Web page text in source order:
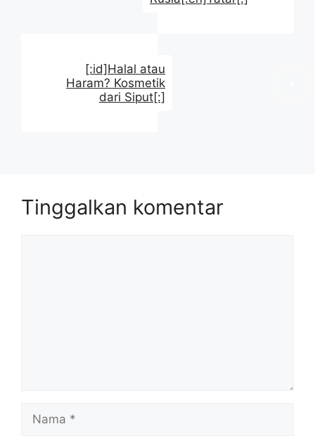
[:id]Halal atau
Haram? Kosmetik
dari Siput[:]
Tinggalkan komentar
Nama